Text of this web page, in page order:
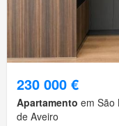
230 000 €
Apartamento em São
de Aveiro